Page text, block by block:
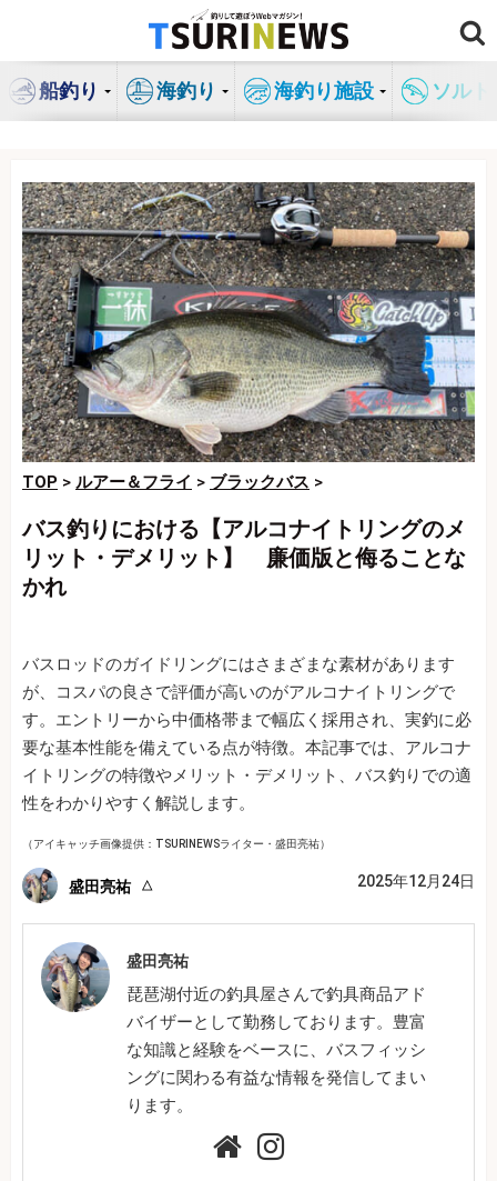
ン
船釣り 海釣り 海釣り施設 ソル
TOP > ルアー＆フライ > ブラックバス >
バス釣りにおける【アルコナイトリングのメ
リット・デメリット】 廉価版と侮ることな
かれ
バスロッドのガイドリングにはさまざまな素材があります
が、コスパの良さで評価が高いのがアルコナイトリングで
す。エントリーから中価格帯まで幅広く採用され、実釣に必
要な基本性能を備えている点が特徴。本記事では、アルコナ
イトリングの特徴やメリット・デメリット、バス釣りでの適
性をわかりやすく解説します。
（アイキャッチ画像提供：TSURINEWSライター・盛田亮祐）
盛田亮祐 2025年12月24日
盛田亮祐
琵琶湖付近の釣具屋さんで釣具商品アド
バイザーとして勤務しております。豊富
な知識と経験をベースに、バスフィッシ
ングに関わる有益な情報を発信してまい
ります。